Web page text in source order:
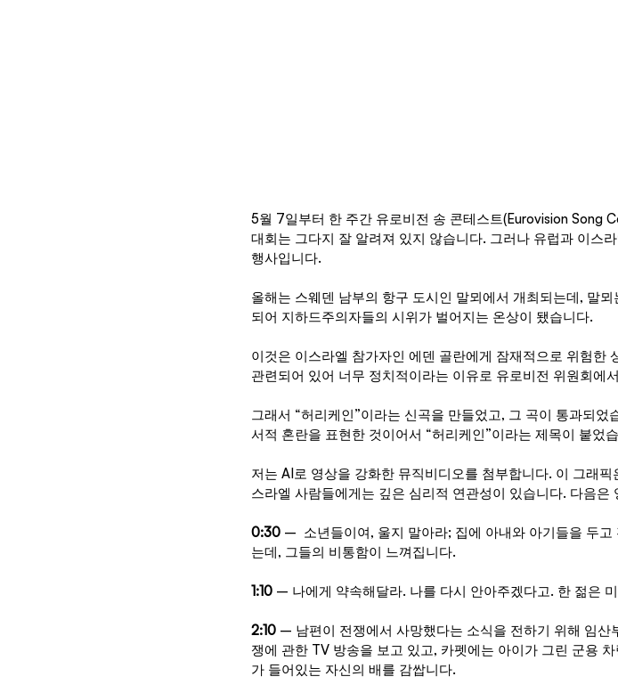
5월 7일부터 한 주간 유로비전 송 콘테스트(Eurovision Song
대회는 그다지 잘 알려져 있지 않습니다. 그러나 유럽과 이스
행사입니다.
올해는 스웨덴 남부의 항구 도시인 말뫼에서 개최되는데, 말
되어 지하드주의자들의 시위가 벌어지는 온상이 됐습니다.
이것은 이스라엘 참가자인 에덴 골란에게 잠재적으로 위험한
관련되어 있어 너무 정치적이라는 이유로 유로비전 위원회에
그래서 “허리케인”이라는 신곡을 만들었고, 그 곡이 통과되
서적 혼란을 표현한 것이어서 “허리케인”이라는 제목이 붙었
저는 AI로 영상을 강화한 뮤직비디오를 첨부합니다. 이 그래
스라엘 사람들에게는 깊은 심리적 연관성이 있습니다. 다음
0:30 –  소년들이여, 울지 말아라; 집에 아내와 아기들을 두
는데, 그들의 비통함이 느껴집니다.
1:10 – 나에게 약속해달라. 나를 다시 안아주겠다고. 한 젊은
2:10 – 남편이 전쟁에서 사망했다는 소식을 전하기 위해 임산
쟁에 관한 TV 방송을 보고 있고, 카펫에는 아이가 그린 군용
가 들어있는 자신의 배를 감쌉니다.